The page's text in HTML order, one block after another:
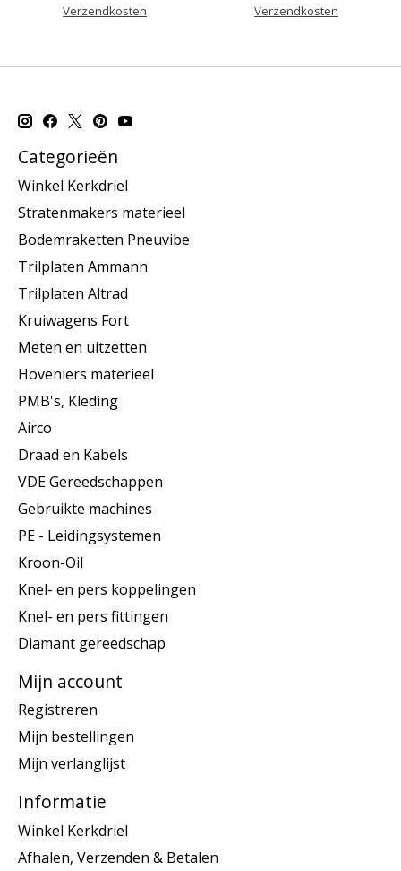
Verzendkosten
Verzendkosten
Categorieën
Winkel Kerkdriel
Stratenmakers materieel
Bodemraketten Pneuvibe
Trilplaten Ammann
Trilplaten Altrad
Kruiwagens Fort
Meten en uitzetten
Hoveniers materieel
PMB's, Kleding
Airco
Draad en Kabels
VDE Gereedschappen
Gebruikte machines
PE - Leidingsystemen
Kroon-Oil
Knel- en pers koppelingen
Knel- en pers fittingen
Diamant gereedschap
Mijn account
Registreren
Mijn bestellingen
Mijn verlanglijst
Informatie
Winkel Kerkdriel
Afhalen, Verzenden & Betalen